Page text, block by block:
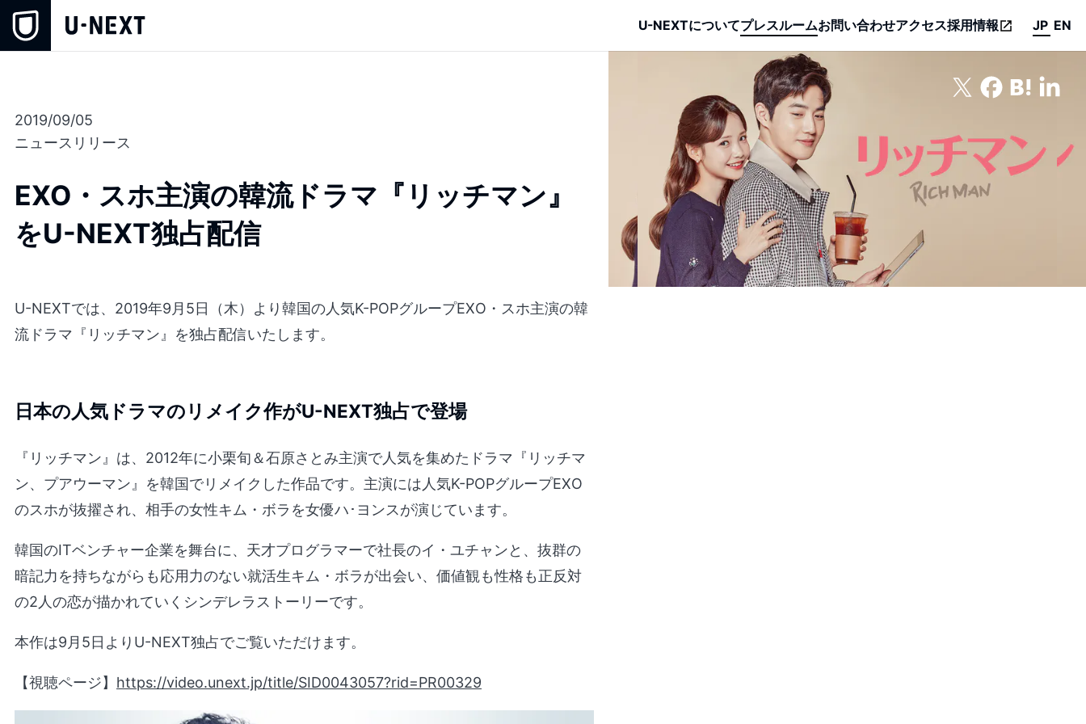
U-NEXTについてプレスルームお問い合わせアクセス採用情報 JP EN
2019/09/05
ニュースリリース
EXO・スホ主演の韓流ドラマ『リッチマン』
をU-NEXT独占配信
U-NEXTでは、2019年9月5日（木）より韓国の人気K-POPグループEXO・スホ主演の韓
流ドラマ『リッチマン』を独占配信いたします。
日本の人気ドラマのリメイク作がU-NEXT独占で登場
『リッチマン』は、2012年に小栗旬＆石原さとみ主演で人気を集めたドラマ『リッチマ
ン、プアウーマン』を韓国でリメイクした作品です。主演には人気K-POPグループEXO
のスホが抜擢され、相手の女性キム・ボラを女優ハ･ヨンスが演じています。
韓国のITベンチャー企業を舞台に、天才プログラマーで社長のイ・ユチャンと、抜群の
暗記力を持ちながらも応用力のない就活生キム・ボラが出会い、価値観も性格も正反対
の2人の恋が描かれていくシンデレラストーリーです。
本作は9月5日よりU-NEXT独占でご覧いただけます。
【視聴ページ】 https://video.unext.jp/title/SID0043057?rid=PR00329